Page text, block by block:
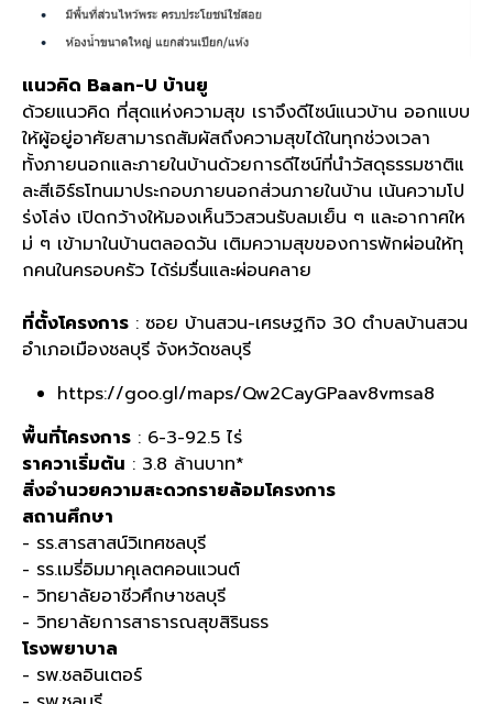
แนวคิด Baan-U บ้านยู
ด้วยแนวคิด ที่สุดแห่งความสุข เราจึงดีไซน์แนวบ้าน ออกแบบ
ให้ผู้อยู่อาศัยสามารถสัมผัสถึงความสุขได้ในทุกช่วงเวลา
ทั้งภายนอกและภายในบ้านด้วยการดีไซน์ที่นำวัสดุธรรมชาติแ
ละสีเอิร์ธโทนมาประกอบภายนอกส่วนภายในบ้าน เน้นความโป
ร่งโล่ง เปิดกว้างให้มองเห็นวิวสวนรับลมเย็น ๆ และอากาศให
ม่ ๆ เข้ามาในบ้านตลอดวัน เติมความสุขของการพักผ่อนให้ทุ
กคนในครอบครัว ได้ร่มรื่นและผ่อนคลาย
ที่ตั้งโครงการ : ซอย บ้านสวน-เศรษฐกิจ 30 ตำบลบ้านสวน
อำเภอเมืองชลบุรี จังหวัดชลบุรี
https://goo.gl/maps/Qw2CayGPaav8vmsa8
พื้นที่โครงการ : 6-3-92.5 ไร่
ราควาเริ่มต้น : 3.8 ล้านบาท*
สิ่งอำนวยความสะดวกรายล้อมโครงการ
สถานศึกษา
- รร.สารสาสน์วิเทศชลบุรี
- รร.เมรี่อิมมาคุเลตคอนแวนต์
- วิทยาลัยอาชีวศึกษาชลบุรี
- วิทยาลัยการสาธารณสุขสิรินธร
โรงพยาบาล
- รพ.ชลอินเตอร์